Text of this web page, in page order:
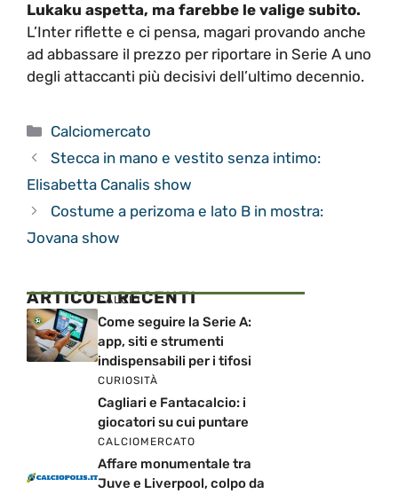
Lukaku aspetta, ma farebbe le valige subito.
L’Inter riflette e ci pensa, magari provando anche
ad abbassare il prezzo per riportare in Serie A uno
degli attaccanti più decisivi dell’ultimo decennio.
Categorie
Calciomercato
Stecca in mano e vestito senza intimo:
Elisabetta Canalis show
Costume a perizoma e lato B in mostra:
Jovana show
ARTICOLI RECENTI
CALCIO
Come seguire la Serie A:
app, siti e strumenti
indispensabili per i tifosi
CURIOSITÀ
Cagliari e Fantacalcio: i
giocatori su cui puntare
CALCIOMERCATO
Affare monumentale tra
Juve e Liverpool, colpo da